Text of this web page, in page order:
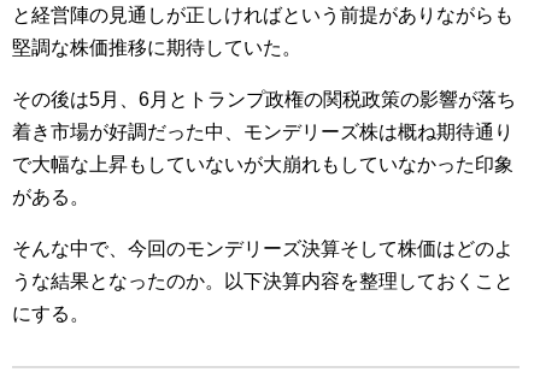
と経営陣の見通しが正しければという前提がありながらも
堅調な株価推移に期待していた。
その後は5月、6月とトランプ政権の関税政策の影響が落ち
着き市場が好調だった中、モンデリーズ株は概ね期待通り
で大幅な上昇もしていないが大崩れもしていなかった印象
がある。
そんな中で、今回のモンデリーズ決算そして株価はどのよ
うな結果となったのか。以下決算内容を整理しておくこと
にする。